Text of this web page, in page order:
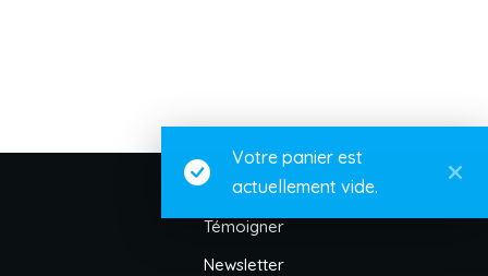
Votre panier est
actuellement vide.
Témoigner
Newsletter